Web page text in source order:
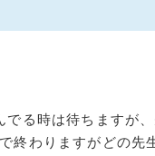
でる時は待ちますが
終わりますがどの先